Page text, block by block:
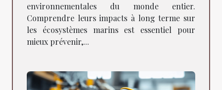
environnementales du monde entier.
Comprendre leurs impacts à long terme sur
les écosystèmes marins est essentiel pour
mieux prévenir,...